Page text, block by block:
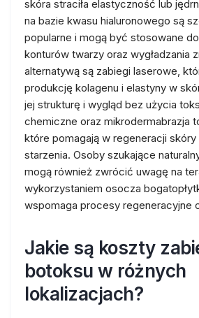
skóra straciła elastyczność lub
na bazie kwasu hialuronowego są
popularne i mogą być stosowane
konturów twarzy oraz wygładzania
alternatywą są zabiegi laserowe,
produkcję kolagenu i elastyny w
jej strukturę i wygląd bez użycia
chemiczne oraz mikrodermabrazja
które pomagają w regeneracji
starzenia. Osoby szukające
mogą również zwrócić uwagę na
wykorzystaniem osocza
wspomaga procesy regeneracyjne
Jakie są koszty
botoksu w różnych
lokalizacjach?